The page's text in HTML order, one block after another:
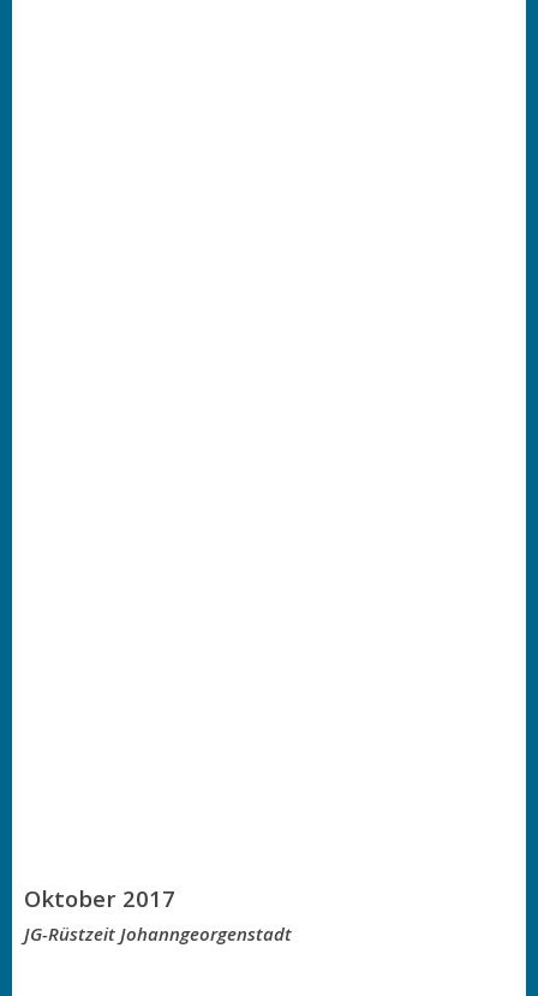
Oktober 2017
JG-Rüstzeit Johanngeorgenstadt